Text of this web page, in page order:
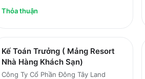
Thỏa thuận
Kế Toán Trưởng ( Mảng Resort
Nhà Hàng Khách Sạn)
Công Ty Cổ Phần Đông Tây Land